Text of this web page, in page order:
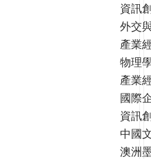
資訊
外交
產業
物理
產業
國際
資訊
中國
澳洲